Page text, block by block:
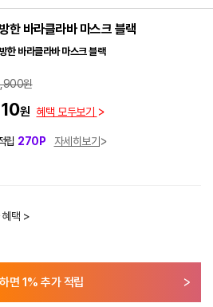
한 바라클라바 마스크 블랙
바라클라바 마스크 블랙
원
원 혜택 모두보기
립 270P
자세히보기
혜택 >
면 1% 추가 적립